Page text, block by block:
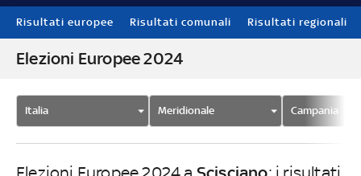
Risultati europee Risultati comunali Risultati regionali
Elezioni Europee 2024
Italia Meridionale Campania